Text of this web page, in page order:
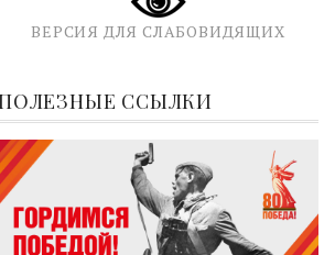
ВЕРСИЯ ДЛЯ СЛАБОВИДЯЩИХ
ССЫЛКИ